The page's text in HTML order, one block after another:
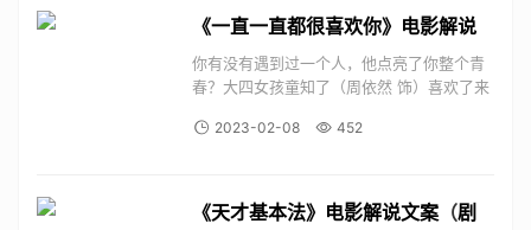
真绪（葵若...
《一直一直都很喜欢你》电影解说
文案（爱情）
你有没有遇到过一个人，他点亮了你整个青
春？大四女孩童知了（周依然 饰）喜欢了来
她闯入他的世界，他带她感受青春里的肆意
“我一直...
2023-02-08 452
《天才基本法》电影解说文案 （剧